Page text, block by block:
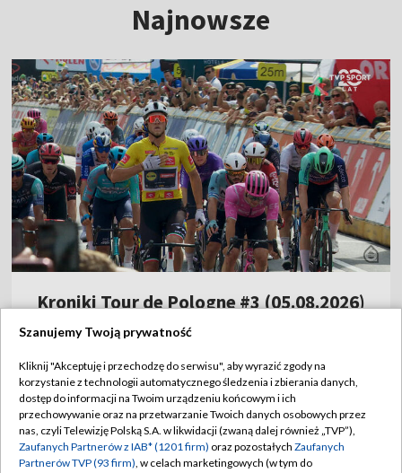
Najnowsze
Kroniki Tour de Pologne #3 (05.08.2026)
21:41 | KOLARSTWO
Świątek zagra w 3. rundzie w Toronto.
Znamy godzinę jej meczu
Hurkacz na zwycięskiej ścieżce. Kolejna
wygrana w Montrealu
Szanujemy Twoją prywatność
Kliknij "Akceptuję i przechodzę do serwisu", aby wyrazić zgody na
korzystanie z technologii automatycznego śledzenia i zbierania danych,
dostęp do informacji na Twoim urządzeniu końcowym i ich
przechowywanie oraz na przetwarzanie Twoich danych osobowych przez
nas, czyli Telewizję Polską S.A. w likwidacji (zwaną dalej również „TVP”),
Zaufanych Partnerów z IAB* (1201 firm) oraz pozostałych Zaufanych
Partnerów TVP (93 firm), w celach marketingowych (w tym do